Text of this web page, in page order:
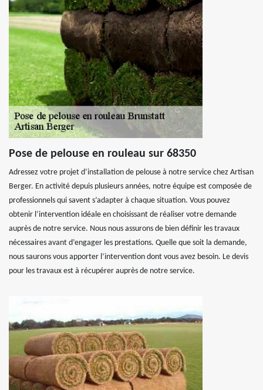
Pose de pelouse en rouleau sur 68350
Adressez votre projet d’installation de pelouse à notre service chez Artisan
Berger. En activité depuis plusieurs années, notre équipe est composée de
professionnels qui savent s’adapter à chaque situation. Vous pouvez
obtenir l’intervention idéale en choisissant de réaliser votre demande
auprès de notre service. Nous nous assurons de bien définir les travaux
nécessaires avant d’engager les prestations. Quelle que soit la demande,
nous saurons vous apporter l’intervention dont vous avez besoin. Le devis
pour les travaux est à récupérer auprès de notre service.